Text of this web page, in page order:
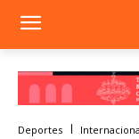
Deportes